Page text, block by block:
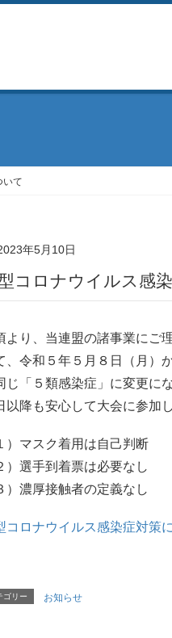
いて
年5月10日
型コロナウイルス感
より、当連盟の諸事業にご
、令和５年５月８日（月）
じ「５類感染症」に変更に
以降も安心して大会に参加
）マスク着用は自己判断
）選手到着票は必要なし
）濃厚接触者の定義なし
コロナウイルス感染症対策
ゴリー お知らせ